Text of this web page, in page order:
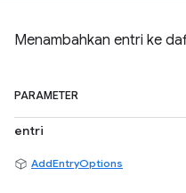
Menambahkan entri ke
PARAMETER
entri
AddEntryOptions